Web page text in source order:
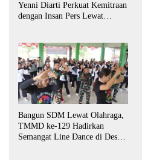
Yenni Diarti Perkuat Kemitraan
dengan Insan Pers Lewat
Bangun SDM Lewat Olahraga,
TMMD ke-129 Hadirkan
Semangat Line Dance di Desa